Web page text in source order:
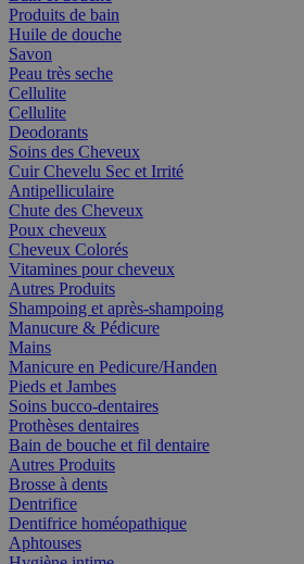
Produits de bain
Huile de douche
Savon
Peau très seche
Cellulite
Cellulite
Deodorants
Soins des Cheveux
Cuir Chevelu Sec et Irrité
Antipelliculaire
Chute des Cheveux
Poux cheveux
Cheveux Colorés
Vitamines pour cheveux
Autres Produits
Shampoing et après-shampoing
Manucure & Pédicure
Mains
Manicure en Pedicure/Handen
Pieds et Jambes
Soins bucco-dentaires
Prothèses dentaires
Bain de bouche et fil dentaire
Autres Produits
Brosse à dents
Dentrifice
Dentifrice homéopathique
Aphtouses